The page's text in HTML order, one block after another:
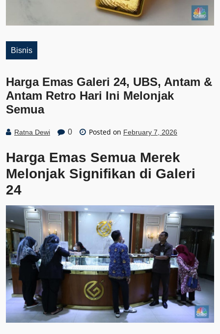
Bisnis
Harga Emas Galeri 24, UBS, Antam &
Antam Retro Hari Ini Melonjak
Semua
Ratna Dewi 0 Posted on February 7, 2026
Harga Emas Semua Merek
Melonjak Signifikan di Galeri
24